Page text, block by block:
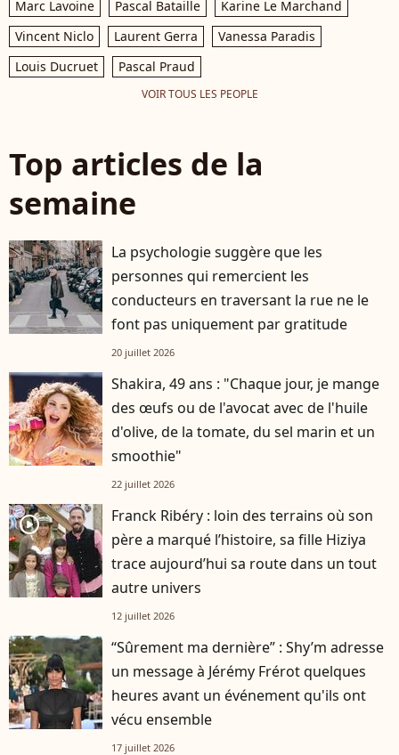
Marc Lavoine Pascal Bataille
Karine Le Marchand
Vincent Niclo
Laurent Gerra
Vanessa Paradis
Louis Ducruet
Pascal Praud
VOIR TOUS LES PEOPLE
Top articles de la
semaine
La psychologie suggère que les
personnes qui remercient les
conducteurs en traversant la rue ne le
font pas uniquement par gratitude
20 juillet 2026
Shakira, 49 ans : "Chaque jour, je mange
des œufs ou de l'avocat avec de l'huile
d'olive, de la tomate, du sel marin et un
smoothie"
22 juillet 2026
player2
Franck Ribéry : loin des terrains où son
père a marqué l’histoire, sa fille Hiziya
trace aujourd’hui sa route dans un tout
autre univers
12 juillet 2026
“Sûrement ma dernière” : Shy’m adresse
un message à Jérémy Frérot quelques
heures avant un événement qu'ils ont
vécu ensemble
17 juillet 2026